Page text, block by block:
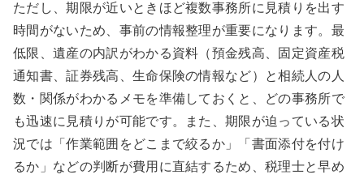
ただし、期限が近いときほど複数事務所に見積りを出す
時間がないため、事前の情報整理が重要になります。最
低限、遺産の内訳がわかる資料（預金残高、固定資産税
通知書、証券残高、生命保険の情報など）と相続人の人
数・関係がわかるメモを準備しておくと、どの事務所で
も迅速に見積りが可能です。また、期限が迫っている状
況では「作業範囲をどこまで絞るか」「書面添付を付け
るか」などの判断が費用に直結するため、税理士と早め